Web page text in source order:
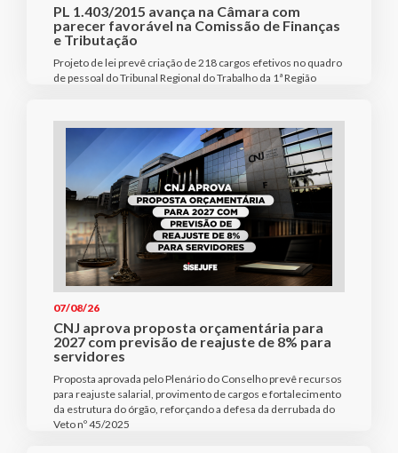
PL 1.403/2015 avança na Câmara com
parecer favorável na Comissão de Finanças
e Tributação
Projeto de lei prevê criação de 218 cargos efetivos no quadro
de pessoal do Tribunal Regional do Trabalho da 1ª Região
07/08/26
CNJ aprova proposta orçamentária para
2027 com previsão de reajuste de 8% para
servidores
Proposta aprovada pelo Plenário do Conselho prevê recursos
para reajuste salarial, provimento de cargos e fortalecimento
da estrutura do órgão, reforçando a defesa da derrubada do
Veto nº 45/2025